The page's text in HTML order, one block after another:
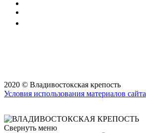
2020 © Владивостокская крепость
Условия использования материалов сайта
Свернуть меню